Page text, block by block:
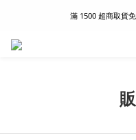
滿 1500 超商取貨
滿 1500 超商取貨
滿 1500 超商取貨